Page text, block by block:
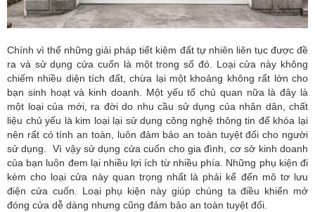
Chính vì thế những giải pháp tiết kiệm đất tự nhiên liên tục được đề
ra và sử dụng cửa cuốn là một trong số đó. Loại cửa này không
chiếm nhiều diện tích đất, chừa lại một khoảng không rất lớn cho
bạn sinh hoạt và kinh doanh. Một yếu tố chủ quan nữa là đây là
một loại của mới, ra đời do nhu cầu sử dụng của nhân dân, chất
liệu chủ yếu là kim loại lại sử dụng công nghệ thông tin để khóa lại
nên rất có tính an toàn, luôn đảm bảo an toàn tuyệt đối cho người
sử dụng. Vì vậy sử dụng cửa cuốn cho gia đình, cơ sở kinh doanh
của bạn luôn đem lại nhiều lợi ích từ nhiều phía. Những phụ kiện đi
kèm cho loại cửa này quan trọng nhất là phải kể đến mô tơ lưu
điện cửa cuốn. Loại phụ kiện này giúp chúng ta điều khiển mở
đóng cửa dễ dàng nhưng cũng đảm bảo an toàn tuyệt đối.